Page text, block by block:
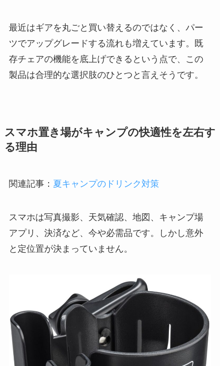
最近はギアを丸ごと買い替えるのではなく、パー
ツでアップグレードする流れも増えています。既
存チェアの機能を底上げできるという点で、この
製品は合理的な選択肢のひとつと言えそうです。
スマホ置き場がキャンプの快適性を左右す
る理由
関連記事： 夏キャンプのドリンク対策
スマホは写真撮影、天気確認、地図、キャンプ場
アプリ、決済など、今や必需品です。しかし意外
と定位置が決まっていません。